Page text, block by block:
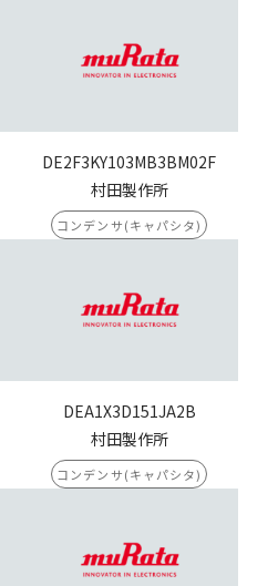
DE2F3KY103MB3BM02F
村田製作所
コンデンサ(キャパシタ)
DEA1X3D151JA2B
村田製作所
コンデンサ(キャパシタ)